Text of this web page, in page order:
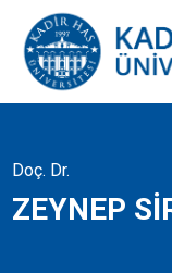
Doç. Dr.
ZEYNEP